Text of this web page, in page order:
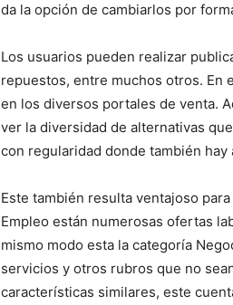
da la opción de cambiarlos por
Los usuarios pueden realizar
repuestos, entre muchos otros. En
en los diversos portales de venta.
ver la diversidad de alternativas
con regularidad donde también hay
Este también resulta ventajoso
Empleo están numerosas ofertas
mismo modo esta la categoría
servicios y otros rubros que no
características similares, este